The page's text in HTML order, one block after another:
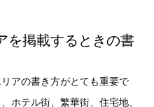
を掲載するときの書
アの書き方がとても重要で
ホテル街、繁華街、住宅地、